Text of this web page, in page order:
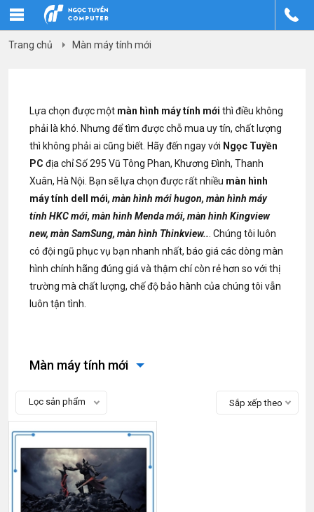
Trang chủ Màn máy tính mới
Lựa chọn được một màn hình máy tính mới thì điều không
phải là khó. Nhưng để tìm được chỗ mua uy tín, chất lượng
thì không phải ai cũng biết. Hãy đến ngay với Ngọc Tuyền
PC địa chỉ Số 295 Vũ Tông Phan, Khương Đình, Thanh
Xuân, Hà Nội. Bạn sẽ lựa chọn được rất nhiều màn hình
máy tính dell mới, màn hình mới hugon, màn hình máy
tính HKC mới, màn hình Menda mới, màn hình Kingview
new, màn SamSung, màn hình Thinkview.. . Chúng tôi luôn
có đội ngũ phục vụ bạn nhanh nhất, báo giá các dòng màn
hình chính hãng đúng giá và thậm chí còn rẻ hơn so với thị
trường mà chất lượng, chế độ bảo hành của chúng tôi vẫn
luôn tận tình.
Màn máy tính mới
Lọc sản phẩm Sắp xếp theo